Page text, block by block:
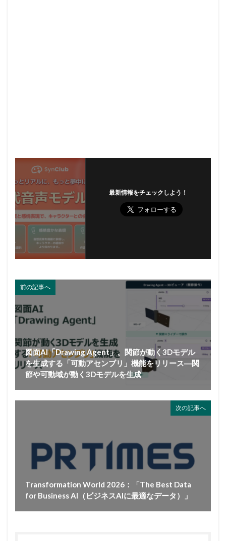
最新情報をチェックしよう！
前の記事へ
図面AI「Drawing Agent」、関節が動く3Dモデル
を生成する「可動アセンブリ」機能をリリース―関
節や可動域が動く3Dモデルを生成
次の記事へ
Transformation World 2026：「The Best Data
for Business AI（ビジネスAIに最適なデータ）」